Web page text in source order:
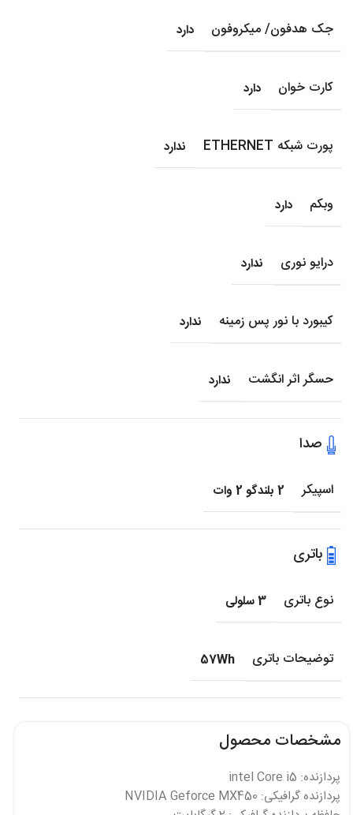
جک هدفون/ میکروفون دارد
کارت خوان دارد
پورت شبکه ETHERNET ندارد
وبکم دارد
درایو نوری ندارد
کیبورد با نور پس زمینه ندارد
حسگر اثر انگشت ندارد
صدا
اسپیکر 2 بلندگو 2 وات
باتری
نوع باتری 3 سلولی
توضیحات باتری 57Wh
مشخصات محصول
پردازنده: intel Core i5
پردازنده گرافیکی: NVIDIA Geforce MX450